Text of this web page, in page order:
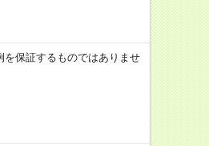
保証するものではありませ